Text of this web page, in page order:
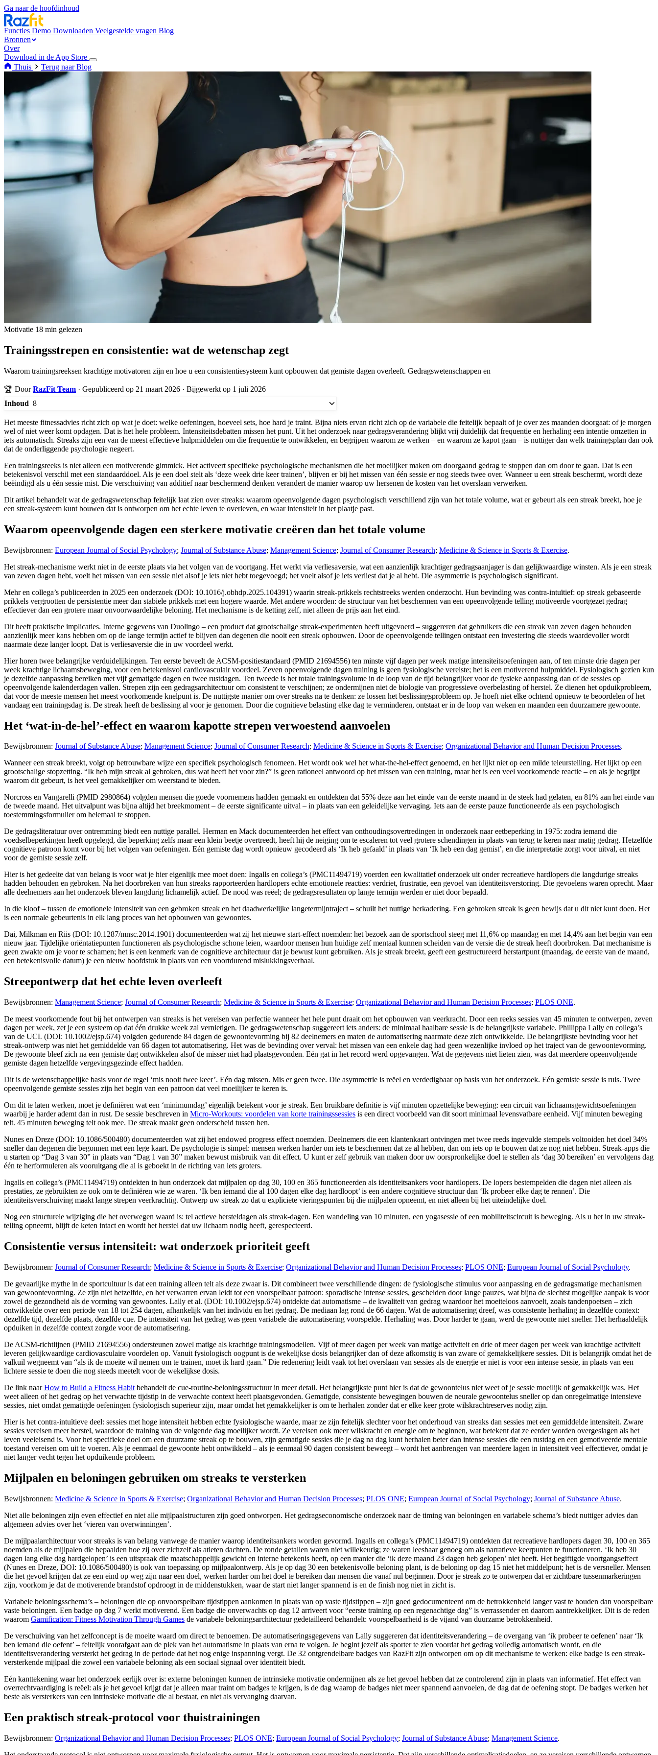
Ga naar de hoofdinhoud
Functies Demo Downloaden Veelgestelde vragen Blog
Bronnen
Over
Download in de App Store
Thuis
Terug naar Blog
Motivatie 18 min gelezen
Trainingsstrepen en consistentie: wat de wetenschap zegt
Waarom trainingsreeksen krachtige motivatoren zijn en hoe u een consistentiesysteem kunt opbouwen dat gemiste dagen overleeft. Gedragswetenschappen en
🏆 DoorRazFit Team · Gepubliceerd op 21 maart 2026 · Bijgewerkt op 1 juli 2026
Inhoud 8
Het meeste fitnessadvies richt zich op wat je doet: welke oefeningen, hoeveel sets, hoe hard je traint. Bijna niets ervan richt zich op de variabele die feitelijk bepaalt of je over zes maanden doorgaat: of je morgen
wel of niet weer komt opdagen. Dat is het hele probleem. Intensiteitsdebatten missen het punt. Uit het onderzoek naar gedragsverandering blijkt vrij duidelijk dat frequentie en herhaling een intentie omzetten in
iets automatisch. Streaks zijn een van de meest effectieve hulpmiddelen om die frequentie te ontwikkelen, en begrijpen waarom ze werken – en waarom ze kapot gaan – is nuttiger dan welk trainingsplan dan ook
dat de onderliggende psychologie negeert.
Een trainingsreeks is niet alleen een motiverende gimmick. Het activeert specifieke psychologische mechanismen die het moeilijker maken om doorgaand gedrag te stoppen dan om door te gaan. Dat is een
betekenisvol verschil met een standaarddoel. Als je een doel stelt als ‘deze week drie keer trainen’, blijven er bij het missen van één sessie er nog steeds twee over. Wanneer u een streak beschermt, wordt deze
beëindigd als u één sessie mist. Die verschuiving van additief naar beschermend denken verandert de manier waarop uw hersenen de kosten van het overslaan verwerken.
Dit artikel behandelt wat de gedragswetenschap feitelijk laat zien over streaks: waarom opeenvolgende dagen psychologisch verschillend zijn van het totale volume, wat er gebeurt als een streak breekt, hoe je
een streak-systeem kunt bouwen dat is ontworpen om het echte leven te overleven, en waar intensiteit in het plaatje past.
Waarom opeenvolgende dagen een sterkere motivatie creëren dan het totale volume
Bewijsbronnen: European Journal of Social Psychology; Journal of Substance Abuse; Management Science; Journal of Consumer Research; Medicine & Science in Sports & Exercise.
Het streak-mechanisme werkt niet in de eerste plaats via het volgen van de voortgang. Het werkt via verliesaversie, wat een aanzienlijk krachtiger gedragsaanjager is dan gelijkwaardige winsten. Als je een streak
van zeven dagen hebt, voelt het missen van een sessie niet alsof je iets niet hebt toegevoegd; het voelt alsof je iets verliest dat je al hebt. Die asymmetrie is psychologisch significant.
Mehr en collega’s publiceerden in 2025 een onderzoek (DOI: 10.1016/j.obhdp.2025.104391) waarin streak-prikkels rechtstreeks werden onderzocht. Hun bevinding was contra-intuïtief: op streak gebaseerde
prikkels vergrootten de persistentie meer dan stabiele prikkels met een hogere waarde. Met andere woorden: de structuur van het beschermen van een opeenvolgende telling motiveerde voortgezet gedrag
effectiever dan een grotere maar onvoorwaardelijke beloning. Het mechanisme is de ketting zelf, niet alleen de prijs aan het eind.
Dit heeft praktische implicaties. Interne gegevens van Duolingo – een product dat grootschalige streak-experimenten heeft uitgevoerd – suggereren dat gebruikers die een streak van zeven dagen behouden
aanzienlijk meer kans hebben om op de lange termijn actief te blijven dan degenen die nooit een streak opbouwen. Door de opeenvolgende tellingen ontstaat een investering die steeds waardevoller wordt
naarmate deze langer loopt. Dat is verliesaversie die in uw voordeel werkt.
Hier horen twee belangrijke verduidelijkingen. Ten eerste beveelt de ACSM-positiestandaard (PMID 21694556) ten minste vijf dagen per week matige intensiteitsoefeningen aan, of ten minste drie dagen per
week krachtige lichaamsbeweging, voor een betekenisvol cardiovasculair voordeel. Zeven opeenvolgende dagen training is geen fysiologische vereiste; het is een motiverend hulpmiddel. Fysiologisch gezien kun
je dezelfde aanpassing bereiken met vijf gematigde dagen en twee rustdagen. Ten tweede is het totale trainingsvolume in de loop van de tijd belangrijker voor de fysieke aanpassing dan of de sessies op
opeenvolgende kalenderdagen vallen. Strepen zijn een gedragsarchitectuur om consistent te verschijnen; ze ondermijnen niet de biologie van progressieve overbelasting of herstel. Ze dienen het opduikprobleem,
dat voor de meeste mensen het meest voorkomende knelpunt is. De nuttigste manier om over streaks na te denken: ze lossen het beslissingsprobleem op. Je hoeft niet elke ochtend opnieuw te beoordelen of het
vandaag een trainingsdag is. De streak heeft de beslissing al voor je genomen. Door die cognitieve belasting elke dag te verminderen, ontstaat er in de loop van weken en maanden een duurzamere gewoonte.
Het ‘wat-in-de-hel’-effect en waarom kapotte strepen verwoestend aanvoelen
Bewijsbronnen: Journal of Substance Abuse; Management Science; Journal of Consumer Research; Medicine & Science in Sports & Exercise; Organizational Behavior and Human Decision Processes.
Wanneer een streak breekt, volgt op betrouwbare wijze een specifiek psychologisch fenomeen. Het wordt ook wel het what-the-hel-effect genoemd, en het lijkt niet op een milde teleurstelling. Het lijkt op een
grootschalige stopzetting. “Ik heb mijn streak al gebroken, dus wat heeft het voor zin?” is geen rationeel antwoord op het missen van een training, maar het is een veel voorkomende reactie – en als je begrijpt
waarom dit gebeurt, is het veel gemakkelijker om weerstand te bieden.
Norcross en Vangarelli (PMID 2980864) volgden mensen die goede voornemens hadden gemaakt en ontdekten dat 55% deze aan het einde van de eerste maand in de steek had gelaten, en 81% aan het einde van
de tweede maand. Het uitvalpunt was bijna altijd het breekmoment – ​​de eerste significante uitval – in plaats van een geleidelijke vervaging. Iets aan de eerste pauze functioneerde als een psychologisch
toestemmingsformulier om helemaal te stoppen.
De gedragsliteratuur over ontremming biedt een nuttige parallel. Herman en Mack documenteerden het effect van onthoudingsovertredingen in onderzoek naar eetbeperking in 1975: zodra iemand die
voedselbeperkingen heeft opgelegd, die beperking zelfs maar een klein beetje overtreedt, heeft hij de neiging om te escaleren tot veel grotere schendingen in plaats van terug te keren naar matig gedrag. Hetzelfde
cognitieve patroon komt voor bij het volgen van oefeningen. Eén gemiste dag wordt opnieuw gecodeerd als ‘Ik heb gefaald’ in plaats van ‘Ik heb een dag gemist’, en die interpretatie zorgt voor uitval, en niet
voor de gemiste sessie zelf.
Hier is het gedeelte dat van belang is voor wat je hier eigenlijk mee moet doen: Ingalls en collega’s (PMC11494719) voerden een kwalitatief onderzoek uit onder recreatieve hardlopers die langdurige streaks
hadden behouden en gebroken. Na het doorbreken van hun streaks rapporteerden hardlopers echte emotionele reacties: verdriet, frustratie, een gevoel van identiteitsverstoring. Die gevoelens waren oprecht. Maar
alle deelnemers aan het onderzoek bleven langdurig lichamelijk actief. De nood was reëel; de gedragsresultaten op lange termijn werden er niet door bepaald.
In die kloof – tussen de emotionele intensiteit van een gebroken streak en het daadwerkelijke langetermijntraject – schuilt het nuttige herkadering. Een gebroken streak is geen bewijs dat u dit niet kunt doen. Het
is een normale gebeurtenis in elk lang proces van het opbouwen van gewoontes.
Dai, Milkman en Riis (DOI: 10.1287/mnsc.2014.1901) documenteerden wat zij het nieuwe start-effect noemden: het bezoek aan de sportschool steeg met 11,6% op maandag en met 14,4% aan het begin van een
nieuw jaar. Tijdelijke oriëntatiepunten functioneren als psychologische schone leien, waardoor mensen hun huidige zelf mentaal kunnen scheiden van de versie die de streak heeft doorbroken. Dat mechanisme is
geen zwakte om je voor te schamen; het is een kenmerk van de cognitieve architectuur dat je bewust kunt gebruiken. Als je streak breekt, geeft een gestructureerd herstartpunt (maandag, de eerste van de maand,
een betekenisvolle datum) je een nieuw hoofdstuk in plaats van een voortdurend mislukkingsverhaal.
Streepontwerp dat het echte leven overleeft
Bewijsbronnen: Management Science; Journal of Consumer Research; Medicine & Science in Sports & Exercise; Organizational Behavior and Human Decision Processes; PLOS ONE.
De meest voorkomende fout bij het ontwerpen van streaks is het vereisen van perfectie wanneer het hele punt draait om het opbouwen van veerkracht. Door een reeks sessies van 45 minuten te ontwerpen, zeven
dagen per week, zet je een systeem op dat één drukke week zal vernietigen. De gedragswetenschap suggereert iets anders: de minimaal haalbare sessie is de belangrijkste variabele. Phillippa Lally en collega’s
van de UCL (DOI: 10.1002/ejsp.674) volgden gedurende 84 dagen de gewoontevorming bij 82 deelnemers en maten de automatisering naarmate deze zich ontwikkelde. De belangrijkste bevinding voor het
streak-ontwerp was niet het gemiddelde van 66 dagen tot automatisering. Het was de bevinding over verval: het missen van een enkele dag had geen wezenlijke invloed op het traject van de gewoontevorming.
De gewoonte bleef zich na een gemiste dag ontwikkelen alsof de misser niet had plaatsgevonden. Eén gat in het record werd opgevangen. Wat de gegevens niet lieten zien, was dat meerdere opeenvolgende
gemiste dagen hetzelfde vergevingsgezinde effect hadden.
Dit is de wetenschappelijke basis voor de regel ‘mis nooit twee keer’. Eén dag missen. Mis er geen twee. Die asymmetrie is reëel en verdedigbaar op basis van het onderzoek. Eén gemiste sessie is ruis. Twee
opeenvolgende gemiste sessies zijn het begin van een patroon dat veel moeilijker te keren is.
Om dit te laten werken, moet je definiëren wat een ‘minimumdag’ eigenlijk betekent voor je streak. Een bruikbare definitie is vijf minuten opzettelijke beweging: een circuit van lichaamsgewichtsoefeningen
waarbij je harder ademt dan in rust. De sessie beschreven in Micro-Workouts: voordelen van korte trainingssessies is een direct voorbeeld van dit soort minimaal levensvatbare eenheid. Vijf minuten beweging
telt. 45 minuten beweging telt ook mee. De streak maakt geen onderscheid tussen hen.
Nunes en Dreze (DOI: 10.1086/500480) documenteerden wat zij het endowed progress effect noemden. Deelnemers die een klantenkaart ontvingen met twee reeds ingevulde stempels voltooiden het doel 34%
sneller dan degenen die begonnen met een lege kaart. De psychologie is simpel: mensen werken harder om iets te beschermen dat ze al hebben, dan om iets op te bouwen dat ze nog niet hebben. Streak-apps die
u starten op “Dag 3 van 30” in plaats van “Dag 1 van 30” maken bewust misbruik van dit effect. U kunt er zelf gebruik van maken door uw oorspronkelijke doel te stellen als ‘dag 30 bereiken’ en vervolgens dag
één te herformuleren als vooruitgang die al is geboekt in de richting van iets groters.
Ingalls en collega’s (PMC11494719) ontdekten in hun onderzoek dat mijlpalen op dag 30, 100 en 365 functioneerden als identiteitsankers voor hardlopers. De lopers bestempelden die dagen niet alleen als
prestaties, ze gebruikten ze ook om te definiëren wie ze waren. ‘Ik ben iemand die al 100 dagen elke dag hardloopt’ is een andere cognitieve structuur dan ‘Ik probeer elke dag te rennen’. Die
identiteitsverschuiving maakt lange strepen veerkrachtig. Ontwerp uw streak zo dat u expliciete vieringspunten bij die mijlpalen opneemt, en niet alleen bij het uiteindelijke doel.
Nog een structurele wijziging die het overwegen waard is: tel actieve hersteldagen als streak-dagen. Een wandeling van 10 minuten, een yogasessie of een mobiliteitscircuit is beweging. Als u het in uw streak-
telling opneemt, blijft de keten intact en wordt het herstel dat uw lichaam nodig heeft, gerespecteerd.
Consistentie versus intensiteit: wat onderzoek prioriteit geeft
Bewijsbronnen: Journal of Consumer Research; Medicine & Science in Sports & Exercise; Organizational Behavior and Human Decision Processes; PLOS ONE; European Journal of Social Psychology.
De gevaarlijke mythe in de sportcultuur is dat een training alleen telt als deze zwaar is. Dit combineert twee verschillende dingen: de fysiologische stimulus voor aanpassing en de gedragsmatige mechanismen
van gewoontevorming. Ze zijn niet hetzelfde, en het verwarren ervan leidt tot een voorspelbaar patroon: sporadische intense sessies, gescheiden door lange pauzes, wat bijna de slechtst mogelijke aanpak is voor
zowel de gezondheid als de vorming van gewoontes. Lally et al. (DOI: 10.1002/ejsp.674) ontdekte dat automatisme – de kwaliteit van gedrag waardoor het moeiteloos aanvoelt, zoals tandenpoetsen – zich
ontwikkelde over een periode van 18 tot 254 dagen, afhankelijk van het individu en het gedrag. De mediaan lag rond de 66 dagen. Wat de automatisering dreef, was consistente herhaling in dezelfde context:
dezelfde tijd, dezelfde plaats, dezelfde cue. De intensiteit van het gedrag was geen variabele die automatisering voorspelde. Herhaling was. Door harder te gaan, werd de gewoonte niet sneller. Het herhaaldelijk
opduiken in dezelfde context zorgde voor de automatisering.
De ACSM-richtlijnen (PMID 21694556) ondersteunen zowel matige als krachtige trainingsmodellen. Vijf of meer dagen per week van matige activiteit en drie of meer dagen per week van krachtige activiteit
leveren gelijkwaardige cardiovasculaire voordelen op. Vanuit fysiologisch oogpunt is de wekelijkse dosis belangrijker dan of deze afkomstig is van zware of gemakkelijkere sessies. Dit is belangrijk omdat het de
valkuil wegneemt van “als ik de moeite wil nemen om te trainen, moet ik hard gaan.” Die redenering leidt vaak tot het overslaan van sessies als de energie er niet is voor een intense sessie, in plaats van een
lichtere sessie te doen die nog steeds meetelt voor de wekelijkse dosis.
De link naarHow to Build a Fitness Habit behandelt de cue-routine-beloningsstructuur in meer detail. Het belangrijkste punt hier is dat de gewoontelus niet weet of je sessie moeilijk of gemakkelijk was. Het
weet alleen of het gedrag op het verwachte tijdstip in de verwachte context heeft plaatsgevonden. Gematigde, consistente bewegingen bouwen de neurale gewoontelus sneller op dan onregelmatige intensieve
sessies, niet omdat gematigde oefeningen fysiologisch superieur zijn, maar omdat het gemakkelijker is om te herhalen zonder dat er elke keer grote wilskrachtreserves nodig zijn.
Hier is het contra-intuïtieve deel: sessies met hoge intensiteit hebben echte fysiologische waarde, maar ze zijn feitelijk slechter voor het onderhoud van streaks dan sessies met een gemiddelde intensiteit. Zware
sessies vereisen meer herstel, waardoor de training van de volgende dag moeilijker wordt. Ze vereisen ook meer wilskracht en energie om te beginnen, wat betekent dat ze eerder worden overgeslagen als het
leven veeleisend is. Voor het specifieke doel om een ​​duurzame streak op te bouwen, zijn gematigde sessies die je dag na dag kunt herhalen beter dan intense sessies die een rustdag en een gemotiveerde mentale
toestand vereisen om uit te voeren. Als je eenmaal de gewoonte hebt ontwikkeld – als je eenmaal 90 dagen consistent beweegt – wordt het aanbrengen van meerdere lagen in intensiteit veel effectiever, omdat je
niet langer vecht tegen het opduikende probleem.
Mijlpalen en beloningen gebruiken om streaks te versterken
Bewijsbronnen: Medicine & Science in Sports & Exercise; Organizational Behavior and Human Decision Processes; PLOS ONE; European Journal of Social Psychology; Journal of Substance Abuse.
Niet alle beloningen zijn even effectief en niet alle mijlpaalstructuren zijn goed ontworpen. Het gedragseconomische onderzoek naar de timing van beloningen en variabele schema’s biedt nuttiger advies dan
algemeen advies over het ‘vieren van overwinningen’.
De mijlpaalarchitectuur voor streaks is van belang vanwege de manier waarop identiteitsankers worden gevormd. Ingalls en collega’s (PMC11494719) ontdekten dat recreatieve hardlopers dagen 30, 100 en 365
noemden als de mijlpalen die bepaalden hoe zij over zichzelf als atleten dachten. De ronde getallen waren niet willekeurig; ze waren leesbaar genoeg om als narratieve keerpunten te functioneren. ‘Ik heb 30
dagen lang elke dag hardgelopen’ is een uitspraak die maatschappelijk gewicht en interne betekenis heeft, op een manier die ‘ik deze maand 23 dagen heb gelopen’ niet heeft. Het begiftigde voortgangseffect
(Nunes en Dreze, DOI: 10.1086/500480) is ook van toepassing op mijlpaalontwerp. Als je op dag 30 een betekenisvolle beloning plant, is de beloning op dag 15 niet het middelpunt; het is de versneller. Mensen
die het gevoel krijgen dat ze een eind op weg zijn naar een doel, werken harder om het doel te bereiken dan mensen die vanaf nul beginnen. Door je streak zo te ontwerpen dat er zichtbare tussenmarkeringen
zijn, voorkom je dat de motiverende brandstof opdroogt in de middenstukken, waar de start niet langer spannend is en de finish nog niet in zicht is.
Variabele beloningsschema’s – beloningen die op onvoorspelbare tijdstippen aankomen in plaats van op vaste tijdstippen – zijn goed gedocumenteerd om de betrokkenheid langer vast te houden dan voorspelbare
vaste beloningen. Een badge op dag 7 werkt motiverend. Een badge die onverwachts op dag 12 arriveert voor “eerste training op een regenachtige dag” is verrassender en daarom aantrekkelijker. Dit is de reden
waarom Gamification: Fitness Motivation Through Games de variabele beloningsarchitectuur gedetailleerd behandelt: voorspelbaarheid is de vijand van duurzame betrokkenheid.
De verschuiving van het zelfconcept is de moeite waard om direct te benoemen. De automatiseringsgegevens van Lally suggereren dat identiteitsverandering – de overgang van ‘ik probeer te oefenen’ naar ‘Ik
ben iemand die oefent’ – feitelijk voorafgaat aan de piek van het automatisme in plaats van erna te volgen. Je begint jezelf als sporter te zien voordat het gedrag volledig automatisch wordt, en die
identiteitsverandering versterkt het gedrag in de periode dat het nog enige inspanning vergt. De 32 ontgrendelbare badges van RazFit zijn ontworpen om op dit mechanisme te werken: elke badge is een streak-
versterkende mijlpaal die zowel een variabele beloning als een sociaal signaal over identiteit biedt.
Eén kanttekening waar het onderzoek eerlijk over is: externe beloningen kunnen de intrinsieke motivatie ondermijnen als ze het gevoel hebben dat ze controlerend zijn in plaats van informatief. Het effect van
overrechtvaardiging is reëel: als je het gevoel krijgt dat je alleen maar traint om badges te krijgen, is de dag waarop de badges niet meer spannend aanvoelen, de dag dat de oefening stopt. De badges werken het
beste als versterkers van een intrinsieke motivatie die al bestaat, en niet als vervanging daarvan.
Een praktisch streak-protocol voor thuistrainingen
Bewijsbronnen: Organizational Behavior and Human Decision Processes; PLOS ONE; European Journal of Social Psychology; Journal of Substance Abuse; Management Science.